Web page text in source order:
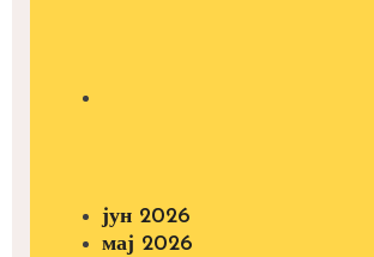
јун 2026
мај 2026